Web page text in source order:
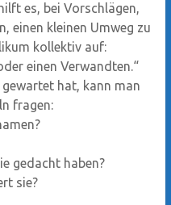
es, bei Vorschlägen,
einen kleinen Umweg zu
kollektiv auf:
einen Verwandten.“
hat, kann man
fragen:
gedacht haben?
sie?